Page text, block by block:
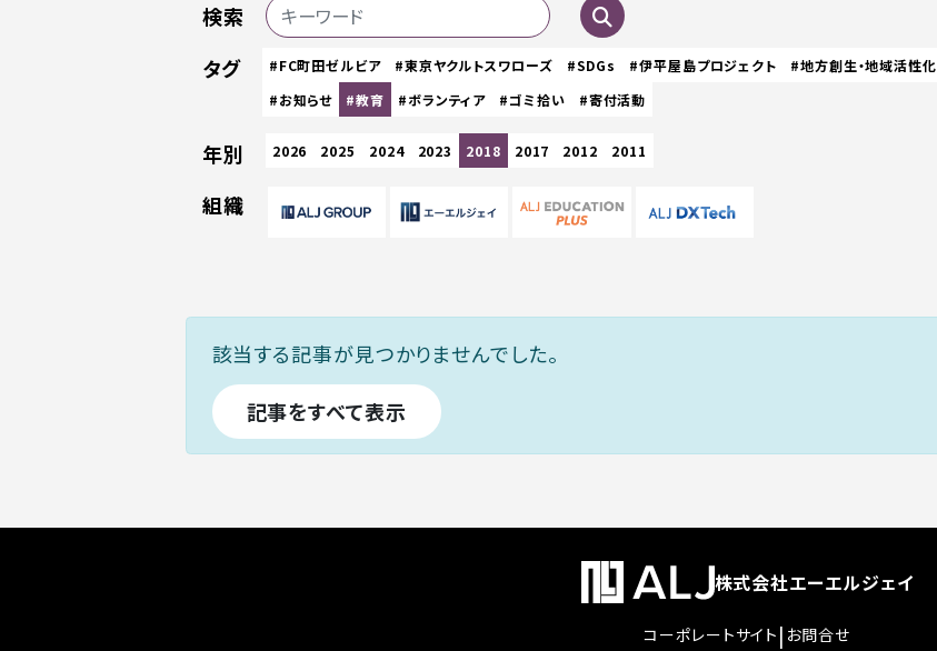
検索
タグ
#FC町田ゼルビア #東京ヤクルトスワローズ #SDGs #伊平屋島プロジェクト #地方創生・地域活性化
#お知らせ
#教育 #ボランティア #ゴミ拾い #寄付活動
年別 2026 2025 2024 2023 2018 2017 2012 2011
組織
該当する記事が見つかりませんでした。
記事をすべて表示
株式会社エーエルジェイ
コーポレートサイト | お問合せ